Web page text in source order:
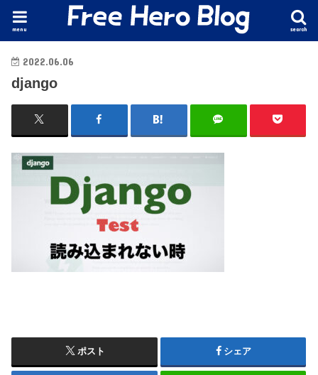
search
menu
2022.06.06
django
ポスト シェア